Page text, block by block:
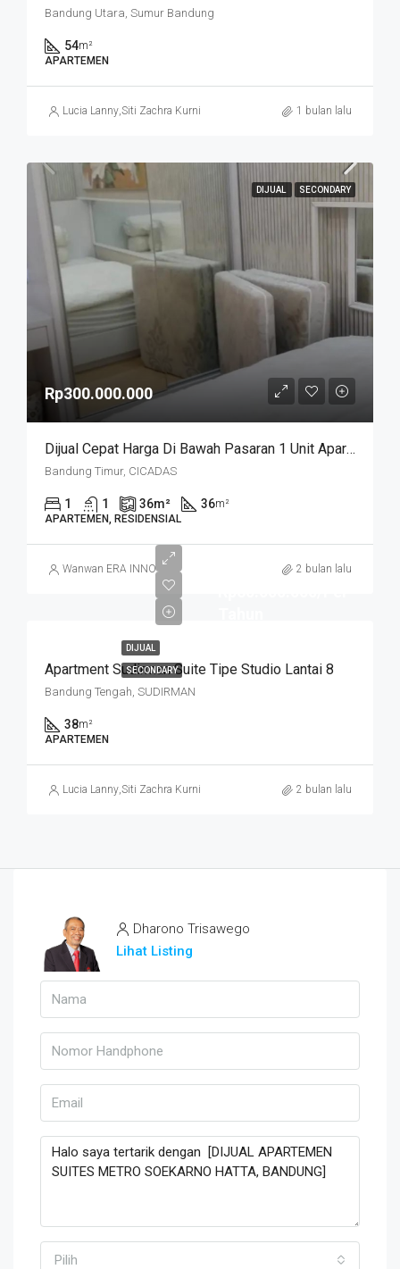
Bandung Utara, Sumur Bandung
54m²
APARTEMEN
Lucia Lanny,Siti Zachra Kurniasari 1 bulan lalu
DIJUAL SECONDARY
Rp300.000.000
Dijual Cepat Harga Di Bawah Pasaran 1 Unit Apartemen Cicadas Jln A Yani Bandung Kota
Bandung Timur, CICADAS
1 1 36m² 36m²
APARTEMEN, RESIDENSIAL
Wanwan ERA INNO 2 bulan lalu
DIJUAL
SECONDARY
Apartment Sudirman Suite Tipe Studio Lantai 8
Bandung Tengah, SUDIRMAN
38m²
APARTEMEN
Lucia Lanny,Siti Zachra Kurniasari 2 bulan lalu
Dharono Trisawego
Lihat Listing
Pilih